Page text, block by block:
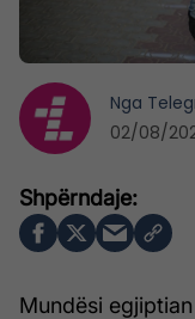
Mundësi
Nga
02/08/